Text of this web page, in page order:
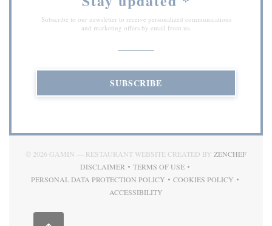
Subscribe to our newsletter to receive personalized communications
and marketing offers by email from us.
SUBSCRIBE
© 2026 GAMIN — RESTAURANT WEBSITE CREATED BY ZENCHEF
DISCLAIMER
((OPENS IN A NEW WINDOW))
TERMS OF USE
((OPENS IN A NEW WINDOW))
PERSONAL DATA PROTECTION POLICY
((OPENS IN A NEW WINDOW))
COOKIES POLICY
((OPENS IN A
ACCESSIBILITY
((OPENS IN A NEW WINDOW))